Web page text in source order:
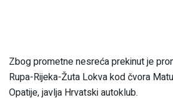
Zbog prometne nesreća prekinut je
Rupa-Rijeka-Žuta Lokva kod čvora
Opatije, javlja Hrvatski autoklub.